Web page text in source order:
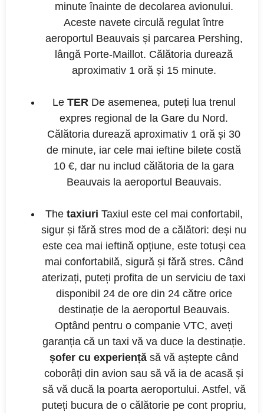
minute înainte de decolarea avionului.
Aceste navete circulă regulat între
aeroportul Beauvais și parcarea Pershing,
lângă Porte-Maillot. Călătoria durează
aproximativ 1 oră și 15 minute.
Le TERDe asemenea, puteți lua trenul
expres regional de la Gare du Nord.
Călătoria durează aproximativ 1 oră și 30
de minute, iar cele mai ieftine bilete costă
10 €, dar nu includ călătoria de la gara
Beauvais la aeroportul Beauvais.
The taxiuri Taxiul este cel mai confortabil,
sigur și fără stres mod de a călători: deși nu
este cea mai ieftină opțiune, este totuși cea
mai confortabilă, sigură și fără stres. Când
aterizați, puteți profita de un serviciu de taxi
disponibil 24 de ore din 24 către orice
destinație de la aeroportul Beauvais.
Optând pentru o companie VTC, aveți
garanția că un taxi vă va duce la destinație.
șofer cu experiențăsă vă aștepte când
coborâți din avion sau să vă ia de acasă și
să vă ducă la poarta aeroportului. Astfel, vă
puteți bucura de o călătorie pe cont propriu,